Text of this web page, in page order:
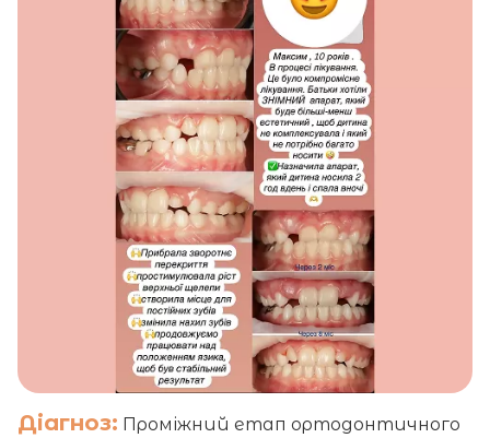
Діагноз: Проміжний етап ортодонтичного